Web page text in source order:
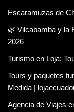
Escaramuzas de
🌿 Vilcabamba y la
2026
Turismo en Loja:
Tours y paquetes
Medida |
Agencia de Viajes